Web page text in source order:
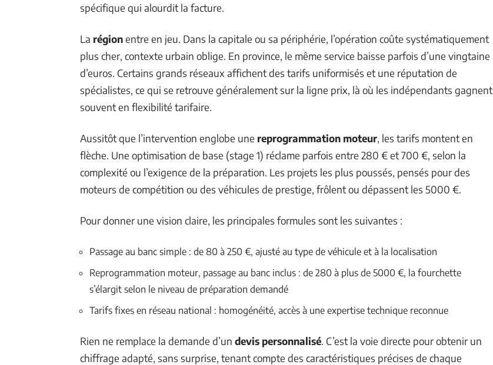
spécifique qui alourdit la facture.
La régionentre en jeu. Dans la capitale ou sa périphérie, l’opération coûte systématiquement
plus cher, contexte urbain oblige. En province, le même service baisse parfois d’une vingtaine
d’euros. Certains grands réseaux affichent des tarifs uniformisés et une réputation de
spécialistes, ce qui se retrouve généralement sur la ligne prix, là où les indépendants gagnent
souvent en flexibilité tarifaire.
Aussitôt que l’intervention englobe une reprogrammation moteur, les tarifs montent en
flèche. Une optimisation de base (stage 1) réclame parfois entre 280 € et 700 €, selon la
complexité ou l’exigence de la préparation. Les projets les plus poussés, pensés pour des
moteurs de compétition ou des véhicules de prestige, frôlent ou dépassent les 5000 €.
Pour donner une vision claire, les principales formules sont les suivantes :
Passage au banc simple : de 80 à 250 €, ajusté au type de véhicule et à la localisation
Reprogrammation moteur, passage au banc inclus : de 280 à plus de 5000 €, la fourchette
s’élargit selon le niveau de préparation demandé
Tarifs fixes en réseau national : homogénéité, accès à une expertise technique reconnue
Rien ne remplace la demande d’un devis personnalisé. C’est la voie directe pour obtenir un
chiffrage adapté, sans surprise, tenant compte des caractéristiques précises de chaque